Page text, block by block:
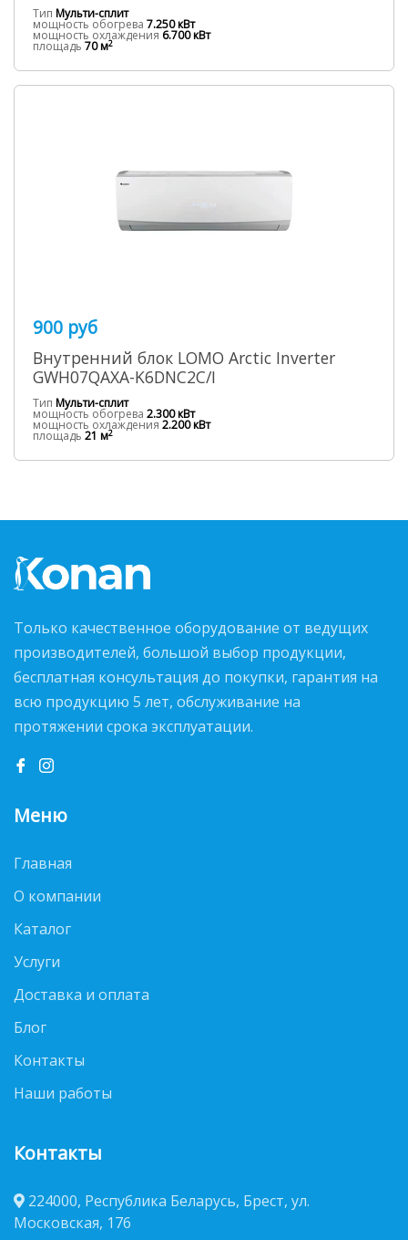
Тип Мульти-сплит
мощность обогрева 7.250 кВт
мощность охлаждения 6.700 кВт
площадь 70 м2
900 руб
Внутренний блок LOMO Arctic Inverter
GWH07QAXA-K6DNC2C/I
Тип Мульти-сплит
мощность обогрева 2.300 кВт
мощность охлаждения 2.200 кВт
площадь 21 м2
Только качественное оборудование от ведущих
производителей, большой выбор продукции,
бесплатная консультация до покупки, гарантия на
всю продукцию 5 лет, обслуживание на
протяжении срока эксплуатации.
Меню
Главная
О компании
Каталог
Услуги
Доставка и оплата
Блог
Контакты
Наши работы
Контакты
224000, Республика Беларусь, Брест, ул.
Московская, 176